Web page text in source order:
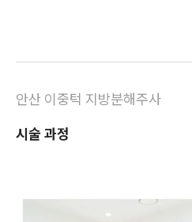
안산 이중턱 지방분해주사
시술 과정